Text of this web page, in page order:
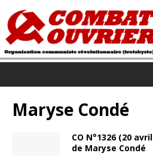
Maryse Condé
CO N°1326 (20
de Maryse Condé